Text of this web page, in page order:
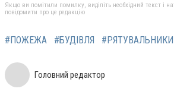
Якщо ви помітили помилку, виділіть необхідний текст і
повідомити про це редакцію
#ПОЖЕЖА #БУДІВЛЯ #РЯТУВАЛЬНИКИ
Головний редактор